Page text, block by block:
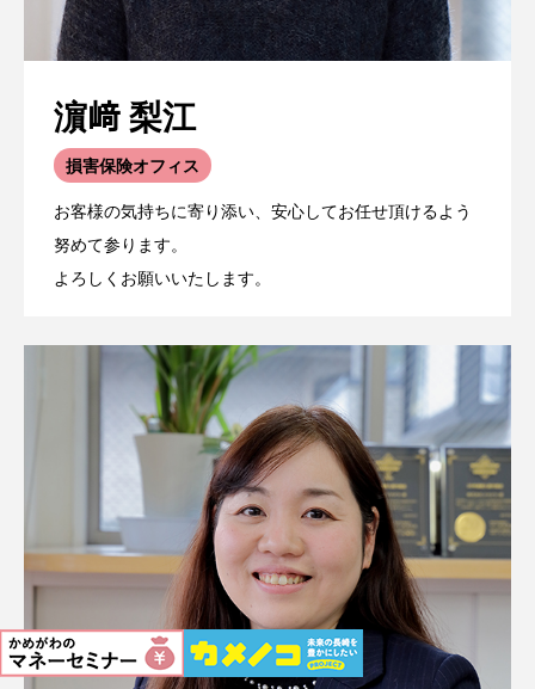
濵﨑 梨江
損害保険オフィス
お客様の気持ちに寄り添い、安心してお任せ頂けるよう
努めて参ります。
よろしくお願いいたします。